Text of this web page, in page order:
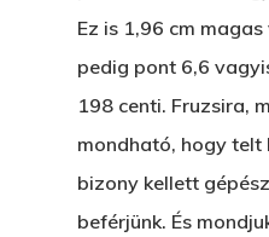
Ez is 1,96 cm
pedig pont 6,6
198 centi. Fruzsira,
mondható, hogy telt
bizony kellett
beférjünk. És